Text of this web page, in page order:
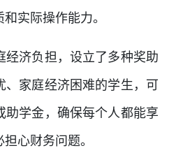
实际操作能力。
经济负担，设立了多种奖助
家庭经济困难的学生，可
助学金，确保每个人都能享
心财务问题。